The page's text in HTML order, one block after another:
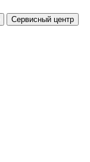
Сервисный центр